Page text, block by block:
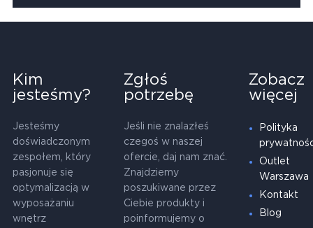
Kim
jesteśmy?
Jesteśmy
doświadczonym
zespołem, który
pasjonuje się
optymalizacją w
wyposażaniu
wnętrz
Zgłoś
potrzebę
Jeśli nie znalazłeś
czegoś w naszej
ofercie, daj nam znać.
Znajdziemy
poszukiwane przez
Ciebie produkty i
poinformujemy o
Zobacz
więcej
Polityka
Outlet
Warszawa
Kontakt
Blog